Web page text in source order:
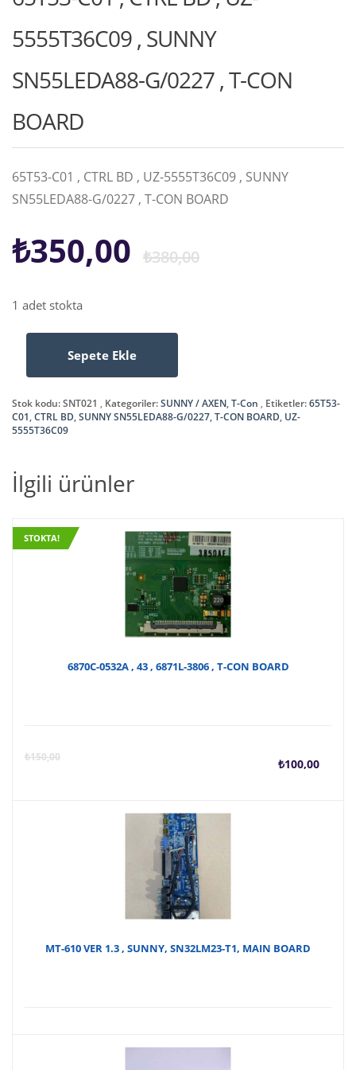
5555T36C09 , SUNNY
SN55LEDA88-G/0227 , T-CON
BOARD
65T53-C01 , CTRL BD , UZ-5555T36C09 , SUNNY
SN55LEDA88-G/0227 , T-CON BOARD
₺380,00Orijinal
₺350,00
Şu
1 adet stokta
,
CTRL
BD
UZ-
5555T36C09
SN55LEDA88-
G/0227
Sepete Ekle
Stok kodu:SNT021 Kategoriler:SUNNY / AXEN,T-Con Etiketler:65T53-
C01,CTRL BD,SUNNY SN55LEDA88-G/0227,T-CON BOARD, UZ-
5555T36C09
İlgili ürünler
STOKTA!
6870C-0532A , 43 , 6871L-3806 , T-CON BOARD
₺150,00 ₺100,00
Şu
MT-610 VER 1.3 , SUNNY, SN32LM23-T1, MAIN BOARD